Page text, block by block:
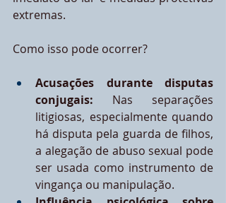
extremas.
Como isso pode ocorrer?
Acusações durante disputas
conjugais: Nas separações
litigiosas, especialmente quando
há disputa pela guarda de filhos,
a alegação de abuso sexual pode
ser usada como instrumento de
vingança ou manipulação.